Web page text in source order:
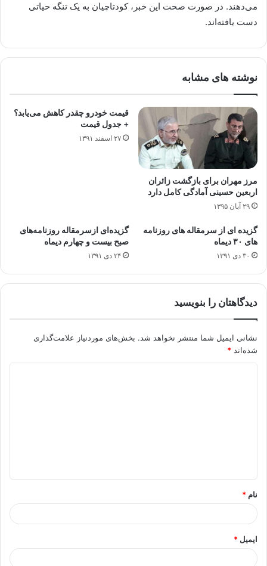
می‌دهند. در صورت صحت این خبر، کودتاچیان به یک تنگه حیاتی
دست یافته‌اند.
نوشته های مشابه
مرز مهران برای بازگشت زائران
اربعین حسینی آمادگی کامل دارد
۲۹ آبان ۱۳۹۵
قیمت خودرو چقدر کاهش می‌یابد؟
+ جدول قیمت
۲۷ اسفند ۱۳۹۱
گزیده ای از سرمقاله های روزنامه
های ۳۰ دیماه
۳۰ دی ۱۳۹۱
گزیده‌ای‌‌ ازسرمقاله‌ روزنامه‌های
صبح بیست و چهارم دیماه
۲۴ دی ۱۳۹۱
دیدگاهتان را بنویسید
نشانی ایمیل شما منتشر نخواهد شد. بخش‌های موردنیاز علامت‌گذاری
شده‌اند *
*
نام *
ایمیل *